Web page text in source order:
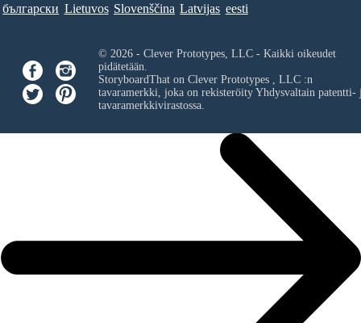
български Lietuvos Slovenščina Latvijas eesti
© 2026 - Clever Prototypes, LLC - Kaikki oikeudet
pidätetään.
StoryboardThat on Clever Prototypes , LLC:n
tavaramerkki, joka on rekisteröity Yhdysvaltain patentti-
tavaramerkkivirastossa.